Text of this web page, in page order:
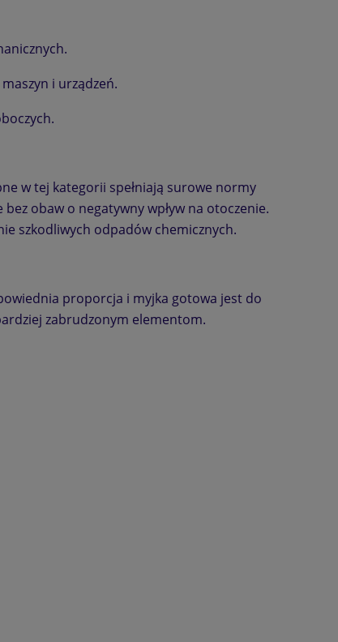
i urządzeń.
w tej kategorii spełniają surowe normy
obaw o negatywny wpływ na otoczenie.
szkodliwych odpadów chemicznych.
proporcja i myjka gotowa jest do
zabrudzonym elementom.